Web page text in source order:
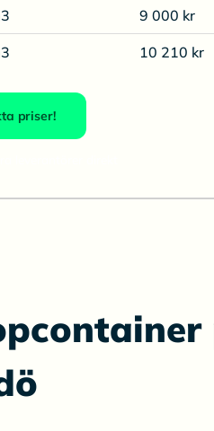
9 000 kr
10 210 kr
priser!